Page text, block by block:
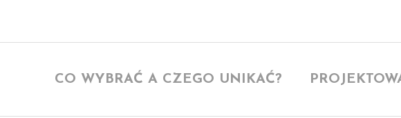
Wanny
CO WYBRAĆ A CZEGO UNIKAĆ?